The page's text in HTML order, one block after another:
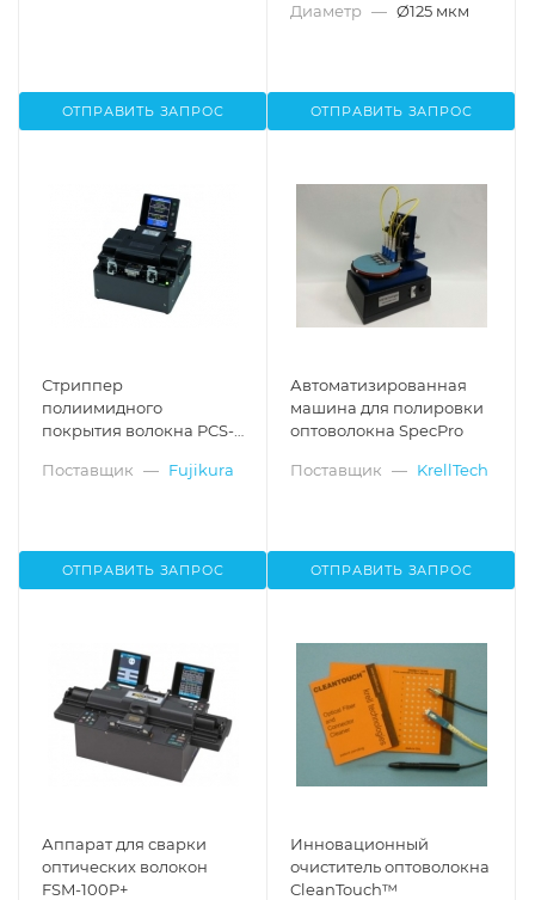
ОТПРАВИТЬ ЗАПРОС
Диаметр — Ø125 мкм
ОТПРАВИТЬ ЗАПРОС
Стриппер
полиимидного
покрытия волокна PCS-
Поставщик — Fujikura
ОТПРАВИТЬ ЗАПРОС
Автоматизированная
машина для полировки
оптоволокна SpecPro
Поставщик — KrellTech
ОТПРАВИТЬ ЗАПРОС
Аппарат для сварки
оптических волокон
FSM-100P+
Инновационный
очиститель оптоволокна
CleanTouch™